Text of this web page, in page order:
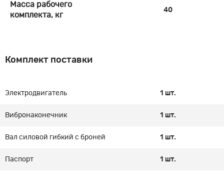
Масса рабочего
комплекта, кг
40
Комплект поставки
Электродвигатель 1 шт.
Вибронаконечник 1 шт.
Вал силовой гибкий с броней 1 шт.
Паспорт 1 шт.